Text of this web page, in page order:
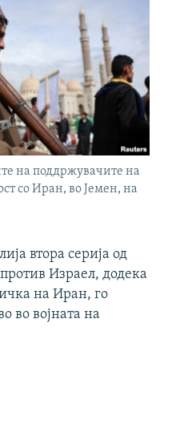
на поддржувачите на
со Иран, во Јемен, на
втора серија од
Израел, додека
на Иран, го
во војната на